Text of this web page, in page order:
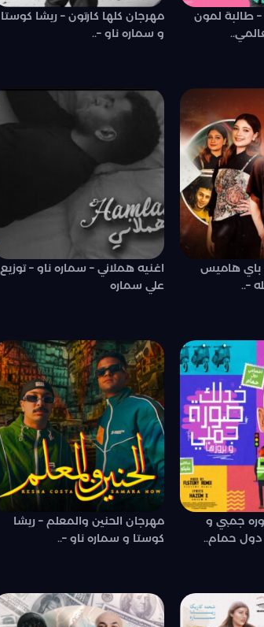
طالبة لمون
مهرجان كلها كارتون – ريشا كوستا
و سماره ناو –..
باي هاميس
–..
اغنيه هملاني – سماره ناو – توزيع
علي سماره
جمبي و
دول حمام..
مهرجان الحنين والمعلم – ريشا
كوستا و سماره ناو –..